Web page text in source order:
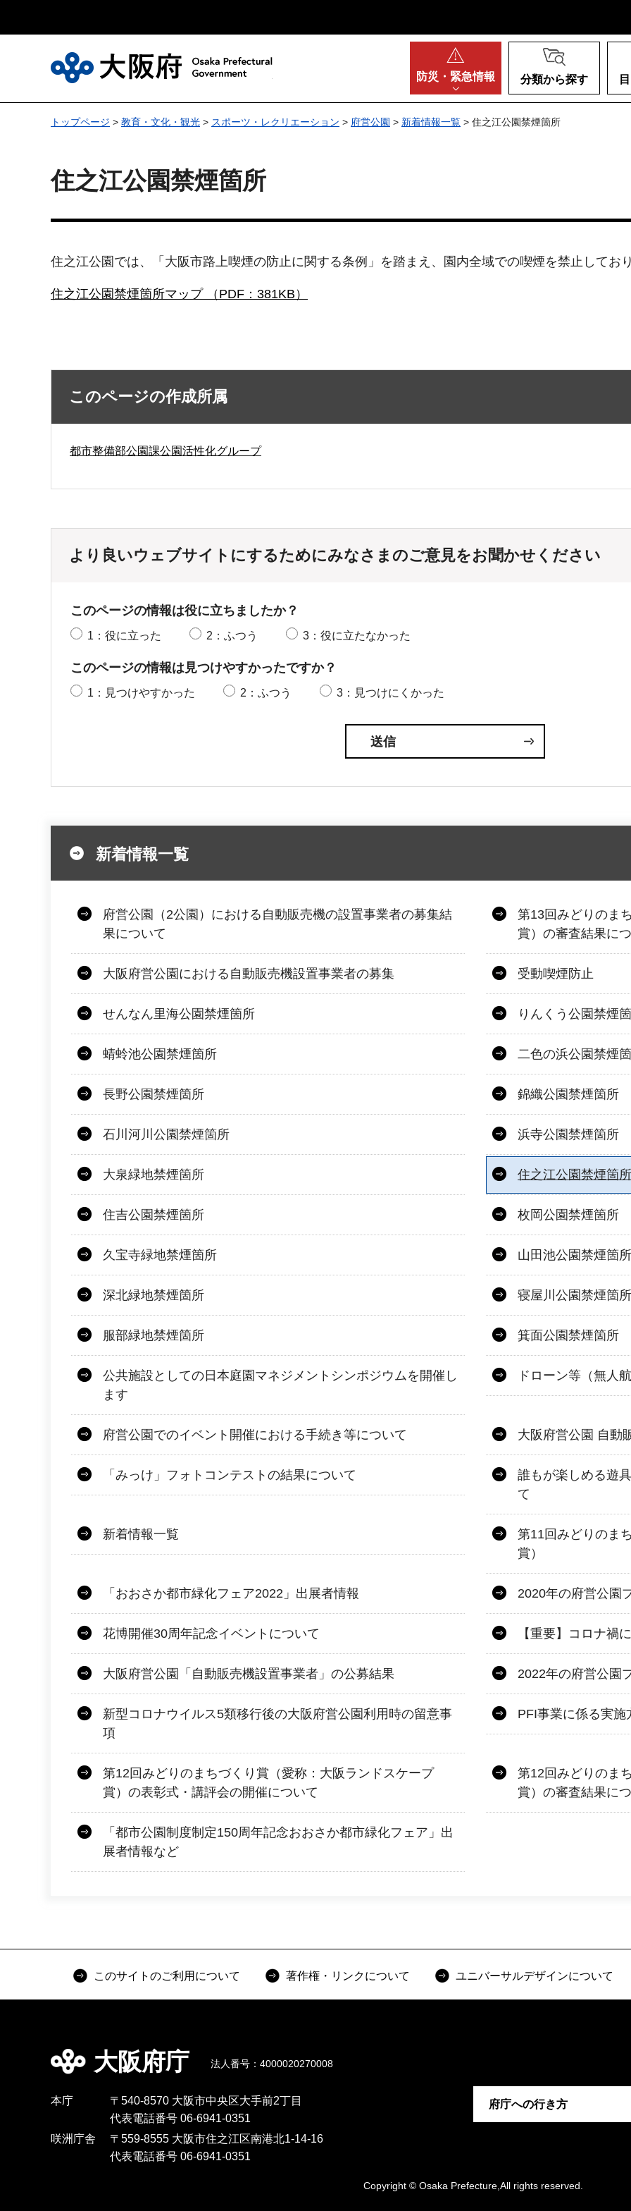
防災・ 緊急情報 分類から探す
トップページ > 教育・文化・観光 > スポーツ・レクリエーション > 府営公園 > 新着情報一覧 > 住之江公園禁煙箇所
住之江公園禁煙箇所
住之江公園では、「大阪市路上喫煙の防止に関する条例」を踏まえ、園内全域での喫煙を禁止しており
住之江公園禁煙箇所マップ （PDF：381KB）
このページの作成所属
都市整備部公園課公園活性化グループ
より良いウェブサイトにするためにみなさまのご意見をお聞かせください
このページの情報は役に立ちましたか？
1：役に立った 2：ふつう 3：役に立たなかった
このページの情報は見つけやすかったですか？
1：見つけやすかった 2：ふつう 3：見つけにくかった
新着情報一覧
府営公園（2公園）における自動販売機の設置事業者の募集結
果について
第13回みどりのま
賞）の審査結果に
大阪府営公園における自動販売機設置事業者の募集 受動喫煙防止
せんなん里海公園禁煙箇所 りんくう公園禁煙
蜻蛉池公園禁煙箇所 二色の浜公園禁煙
長野公園禁煙箇所 錦織公園禁煙箇所
石川河川公園禁煙箇所 浜寺公園禁煙箇所
大泉緑地禁煙箇所 住之江公園禁煙箇所
住吉公園禁煙箇所 枚岡公園禁煙箇所
久宝寺緑地禁煙箇所 山田池公園禁煙箇所
深北緑地禁煙箇所 寝屋川公園禁煙箇所
服部緑地禁煙箇所 箕面公園禁煙箇所
公共施設としての日本庭園マネジメントシンポジウムを開催し
ます
ドローン等（無人
府営公園でのイベント開催における手続き等について 大阪府営公園 自動
「みっけ」フォトコンテストの結果について
誰もが楽しめる遊
て
新着情報一覧
第11回みどりのま
賞）
「おおさか都市緑化フェア2022」出展者情報 2020年の府営公園
花博開催30周年記念イベントについて 【重要】コロナ禍
大阪府営公園「自動販売機設置事業者」の公募結果 2022年の府営公園
新型コロナウイルス5類移行後の大阪府営公園利用時の留意事
項
PFI事業に係る実施
第12回みどりのまちづくり賞（愛称：大阪ランドスケープ
賞）の表彰式・講評会の開催について
第12回みどりのま
賞）の審査結果に
「都市公園制度制定150周年記念おおさか都市緑化フェア」出
展者情報など
このサイトのご利用について 著作権・リンクについて ユニバーサルデザインについて
大阪府庁 法人番号：4000020270008
本庁
〒540-8570 大阪市中央区大手前2丁目
代表電話番号 06-6941-0351
咲洲庁舎
〒559-8555 大阪市住之江区南港北1-14-16
代表電話番号 06-6941-0351
府庁への行き方
Copyright © Osaka Prefecture,All rights reserved.